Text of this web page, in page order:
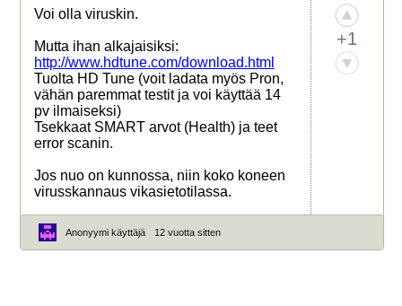
Voi olla viruskin.
Mutta ihan alkajaisiksi:
http://www.hdtune.com/download.html
Tuolta HD Tune (voit ladata myös Pron,
vähän paremmat testit ja voi käyttää 14
pv ilmaiseksi)
Tsekkaat SMART arvot (Health) ja teet
error scanin.
Jos nuo on kunnossa, niin koko koneen
virusskannaus vikasietotilassa.
+1
Anonyymi käyttäjä 12 vuotta sitten